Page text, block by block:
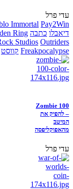
עדי פרל
Immortal Pay2Win
דיאבלו כתבה Ring
Studios Outriders
Freakpocalypse קווסט
Zombie 100
– להפיק את
המיטב
מהאפוקליפסה
עדי פרל